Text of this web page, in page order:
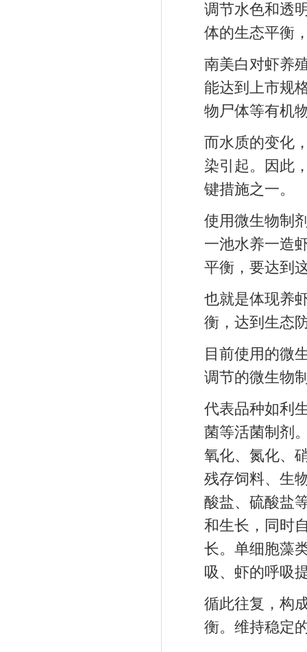
调节水色和透
体的生态平衡
南美白对虾养
能达到上市规
物尸体等有机
而水质的变化
染引起。因此
键措施之一。
使用微生物制
一池水养一造
平衡，要达到
也就是体现养
衡，达到生态
目前使用的微
调节的微生物
代表品种如利
菌等活菌制剂
氧化、氮化、
残存饲料、生
酸盐、硫酸盐
和生长，同时
长。单细胞藻
吸、虾的呼吸
循此往复，构
衡。维持稳定